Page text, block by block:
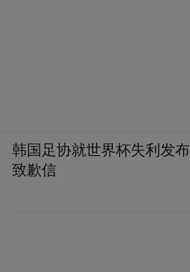
韩国足协就世界杯失利发布
致歉信